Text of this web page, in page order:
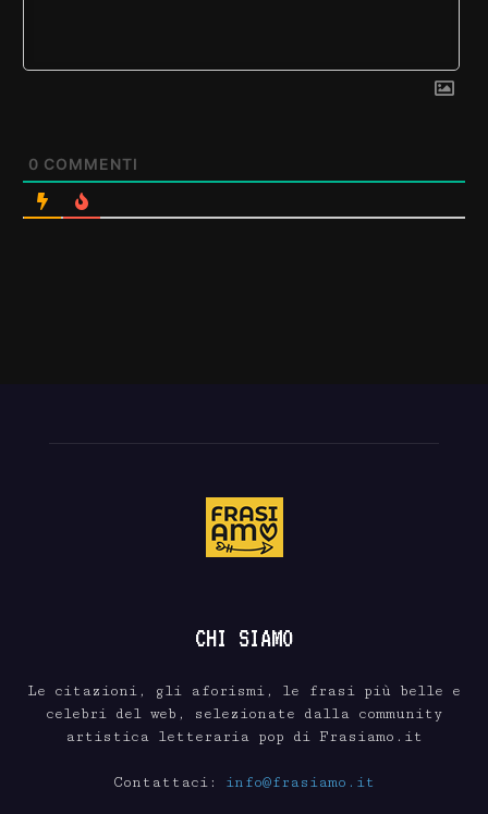
0 COMMENTI
CHI SIAMO
Le citazioni, gli aforismi, le frasi più belle e
celebri del web, selezionate dalla community
artistica letteraria pop di Frasiamo.it
Contattaci: info@frasiamo.it